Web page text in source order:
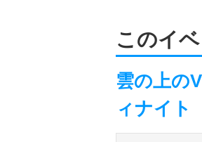
このイ
雲の上の
ィナイト